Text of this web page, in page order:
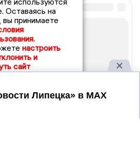
Оставаясь на
вы принимаете
настроить
и
сайт